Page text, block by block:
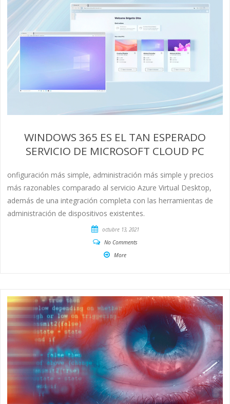
WINDOWS 365 ES EL TAN ESPERADO
SERVICIO DE MICROSOFT CLOUD PC
onfiguración más simple, administración más simple y precios
más razonables comparado al servicio Azure Virtual Desktop,
además de una integración completa con las herramientas de
administración de dispositivos existentes.
octubre 13, 2021
No Comments
More